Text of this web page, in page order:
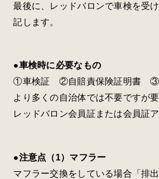
最後に、レッドバロンで車検を受
記します。
●車検時に必要なもの
①車検証 ②自賠責保険証明書 ③
より多くの自治体では不要です
レッドバロン会員証または会員証
●注意点（1）マフラー
マフラー交換をしている場合「排